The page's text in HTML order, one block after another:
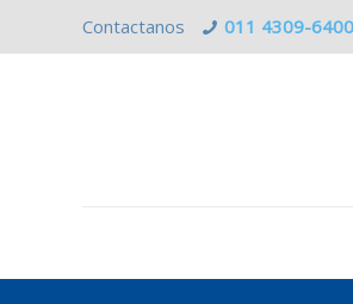
Contactanos 011 4309-6400